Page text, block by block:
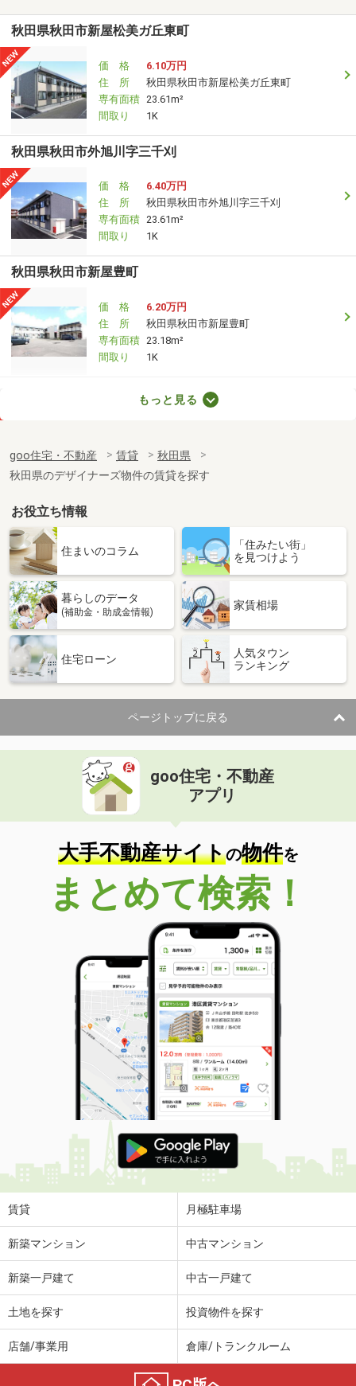
秋田県秋田市新屋松美ガ丘東町
価 格
6.10万円
住 所
秋田県秋田市新屋松美ガ丘東町
専有面積 23.61m²
間取り
1K
秋田県秋田市外旭川字三千刈
価 格
6.40万円
住 所
秋田県秋田市外旭川字三千刈
専有面積 23.61m²
間取り
1K
秋田県秋田市新屋豊町
価 格
6.20万円
住 所
秋田県秋田市新屋豊町
専有面積 23.18m²
間取り
1K
専有面積
76.39m²
間取り
3LDK
秋田県秋田市大町４
価 格
7.40万円
秋田県秋田市大町４
専有面積 23.61m²
間取り
秋田県秋田市千秋城下町
住 所
秋田県秋田市千秋城下町
専有面積 23.18m²
間取り
1K
秋田県秋田市将軍野東３
価 格
住 所
秋田県秋田市将軍野東３
専有面積 26.49m²
間取り
1K
秋田県由利本荘市新組町
価 格
5.90万円
秋田県由利本荘市新組町
23.61m²
間取り
1K
秋田県秋田市新屋松美ガ丘東町
価 格
6.10万円
住 所
秋田県秋田市新屋松美ガ丘東町
専有面積 23.61m²
間取り
1K
秋田県秋田市新屋松美ガ丘東町
価 格
6.10万円
住 所
秋田県秋田市新屋松美ガ丘東町
専有面積
秋田県秋田市仁井田新田１
5.60万円
もっと見る
goo住宅・不動産 賃貸
秋田県
秋田県のデザイナーズ物件の賃貸を探す
お役立ち情報
住まいのコラム
「住みたい街」
を見つけよう
暮らしのデータ
(補助金・助成金情報)
家賃相場
住宅ローン
人気タウン
ランキング
ページトップに戻る
goo住宅・不動産
アプリ
大手不動産サイトの物件を
まとめて検索！
賃貸 月極駐車場
新築マンション 中古マンション
新築一戸建て 中古一戸建て
土地を探す 投資物件を探す
店舗/事業用 倉庫/トランクルーム